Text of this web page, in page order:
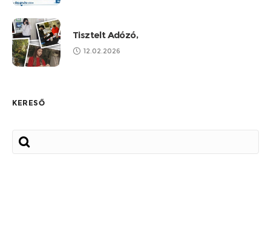
Tisztelt Adózó,
12.02.2026
KERESŐ